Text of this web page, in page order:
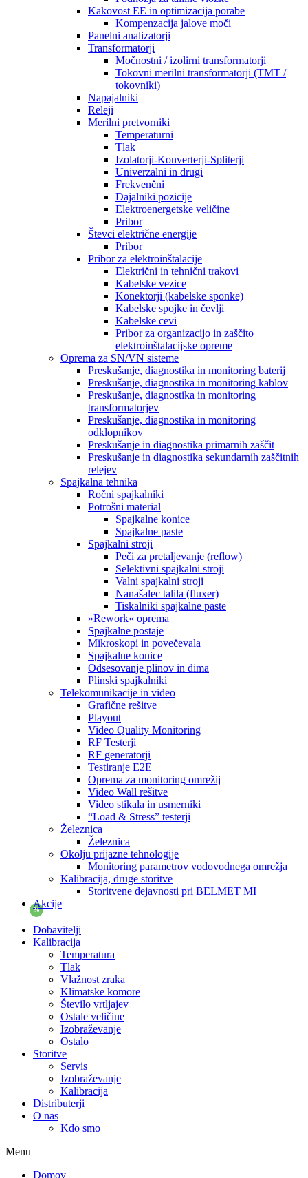
Kakovost EE in optimizacija porabe
Kompenzacija jalove moči
Panelni analizatorji
Transformatorji
Močnostni / izolirni transformatorji
Tokovni merilni transformatorji (TMT /
tokovniki)
Napajalniki
Releji
Merilni pretvorniki
Temperaturni
Tlak
Izolatorji-Konverterji-Spliterji
Univerzalni in drugi
Frekvenčni
Dajalniki pozicije
Elektroenergetske veličine
Pribor
Števci električne energije
Pribor
Pribor za elektroinštalacije
Električni in tehnični trakovi
Kabelske vezice
Konektorji (kabelske sponke)
Kabelske spojke in čevlji
Kabelske cevi
Pribor za organizacijo in zaščito
elektroinštalacijske opreme
Oprema za SN/VN sisteme
Preskušanje, diagnostika in monitoring baterij
Preskušanje, diagnostika in monitoring kablov
Preskušanje, diagnostika in monitoring
transformatorjev
Preskušanje, diagnostika in monitoring
odklopnikov
Preskušanje in diagnostika primarnih zaščit
Preskušanje in diagnostika sekundarnih zaščitnih
relejev
Spajkalna tehnika
Ročni spajkalniki
Potrošni material
Spajkalne konice
Spajkalne paste
Spajkalni stroji
Peči za pretaljevanje (reflow)
Selektivni spajkalni stroji
Valni spajkalni stroji
Nanašalec talila (fluxer)
Tiskalniki spajkalne paste
»Rework« oprema
Spajkalne postaje
Mikroskopi in povečevala
Spajkalne konice
Odsesovanje plinov in dima
Plinski spajkalniki
Telekomunikacije in video
Grafične rešitve
Playout
Video Quality Monitoring
RF Testerji
RF generatorji
Testiranje E2E
Oprema za monitoring omrežij
Video Wall rešitve
Video stikala in usmerniki
“Load & Stress” testerji
Železnica
Železnica
Okolju prijazne tehnologije
Monitoring parametrov vodovodnega omrežja
Kalibracija, druge storitve
Storitvene dejavnosti pri BELMET MI
Akcije
%
Dobavitelji
Kalibracija
Temperatura
Tlak
Vlažnost zraka
Klimatske komore
Število vrtljajev
Ostale veličine
Izobraževanje
Ostalo
Storitve
Servis
Izobraževanje
Kalibracija
Distributerji
O nas
Kdo smo
Menu
Domov